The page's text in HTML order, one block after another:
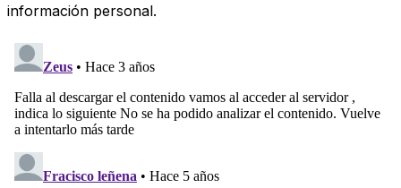
información personal.